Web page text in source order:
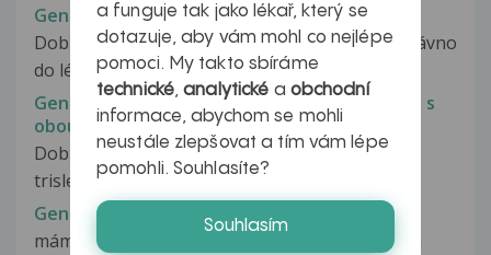
Generalizovaná kloubní hypermobilita
Dobrý den pane doktore....můj ortoped mě nedávno
do lék. zprávy napsal, že mám...
Generalizovaná lymfadenopathie v kombinaci s
oboustranným ložiskovým plicním procesem
Dobry den preji, Mam zvetsene uzliny krku a v
trislech. Byla jsem na sono krku...
Generalizovaná osteorartróza
mám 52 rokov_raz do roka idem reamatológovi
a funguje tak jako lékař, který se
dotazuje, aby vám mohl co nejlépe
pomoci. My takto sbíráme
technické,analytické a obchodní
informace, abychom se mohli
neustále zlepšovat a tím vám lépe
pomohli. Souhlasíte?
Souhlasím